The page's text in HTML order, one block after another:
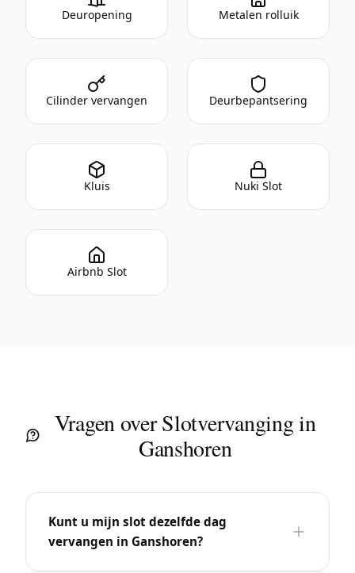
Deuropening Metalen rolluik
Cilinder vervangen Deurbepantsering
Kluis Nuki Slot
Airbnb Slot
Vragen over Slotvervanging in
Ganshoren
Kunt u mijn slot dezelfde dag
vervangen in Ganshoren?